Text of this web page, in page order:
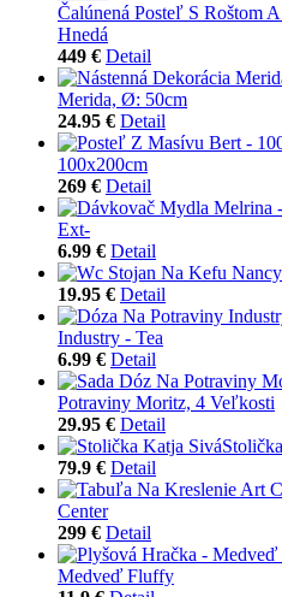
Čalúnená Posteľ S Roštom
Hnedá
449 € Detail
Merida, Ø: 50cm
24.95 € Detail
100x200cm
269 € Detail
Ext-
6.99 € Detail
19.95 € Detail
Industry - Tea
6.99 € Detail
Potraviny Moritz, 4 Veľkosti
29.95 € Detail
79.9 € Detail
Center
299 € Detail
Medveď Fluffy